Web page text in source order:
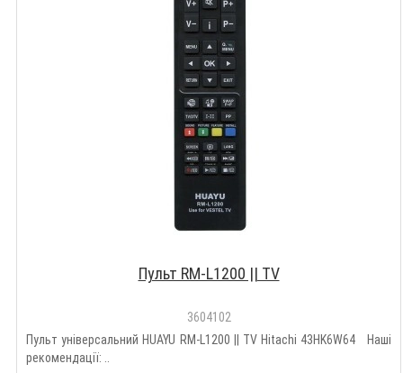
Пульт RM-L1200 || TV
3604102
Пульт універсальний HUAYU RM-L1200 || TV Hitachi 43HK6W64 Наші
рекомендації: ..